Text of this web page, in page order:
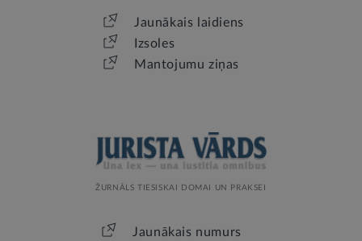
Jaunākais laidiens
Izsoles
Mantojumu ziņas
ŽURNĀLS TIESISKAI DOMAI UN PRAKSEI
Jaunākais numurs